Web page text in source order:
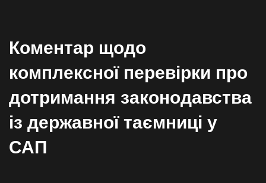
Коментар щодо
комплексної перевірки про
дотримання законодавства
із державної таємниці у
САП